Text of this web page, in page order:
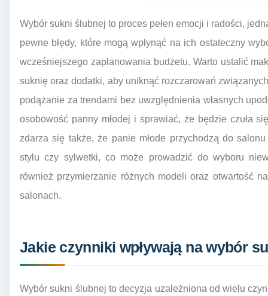
Wybór sukni ślubnej to proces pełen emocji i radości,
pewne błędy, które mogą wpłynąć na ich ostateczny
wcześniejszego zaplanowania budżetu. Warto ustalić
suknię oraz dodatki, aby uniknąć rozczarowań
podążanie za trendami bez uwzględnienia własnych
osobowość panny młodej i sprawiać, że będzie czuła
zdarza się także, że panie młode przychodzą do
stylu czy sylwetki, co może prowadzić do wyboru
również przymierzanie różnych modeli oraz otwartość
salonach.
Jakie czynniki wpływają na wybór
Wybór sukni ślubnej to decyzja uzależniona od wielu